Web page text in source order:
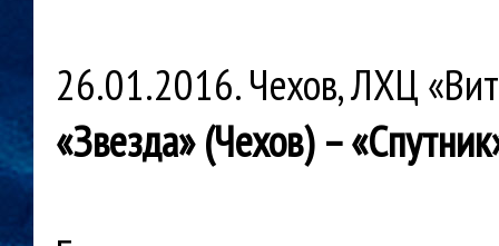
26.01.2016. Чехов, ЛХЦ
«Звезда» (Чехов) –